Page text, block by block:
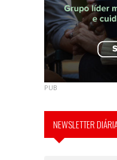
PUB
NEWSLETTER